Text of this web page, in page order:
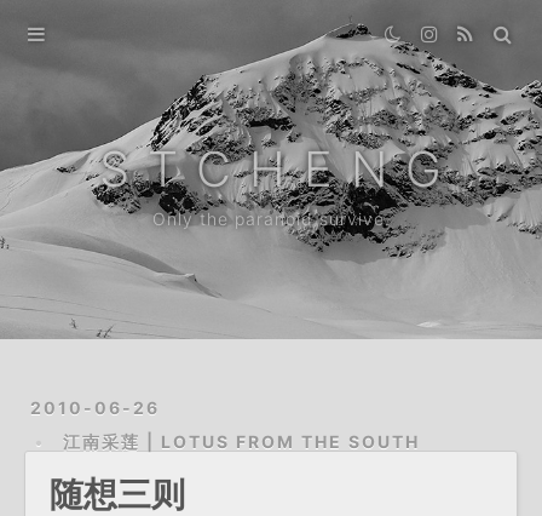
Home
Destination
About
S T C H E N G
Only the paranoid survive.
2010-06-26
江南采莲 | LOTUS FROM THE SOUTH
随想三则